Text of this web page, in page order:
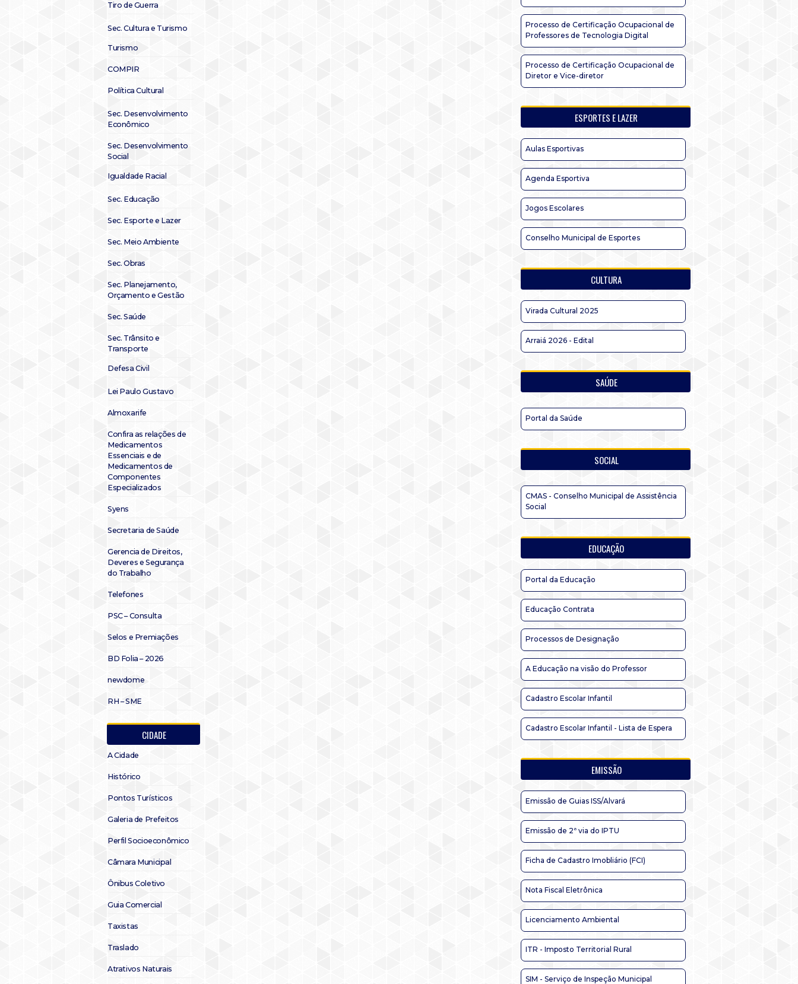
Tiro de Guerra
Sec. Cultura e Turismo
Turismo
COMPIR
Política Cultural
Sec. Desenvolvimento
Econômico
Sec. Desenvolvimento
Social
Igualdade Racial
Sec. Educação
Sec. Esporte e Lazer
Sec. Meio Ambiente
Sec. Obras
Sec. Planejamento,
Orçamento e Gestão
Sec. Saúde
Sec. Trânsito e
Transporte
Defesa Civil
Lei Paulo Gustavo
Almoxarife
Confira as relações de
Medicamentos
Essenciais e de
Medicamentos de
Componentes
Especializados
Syens
Secretaria de Saúde
Gerencia de Direitos,
Deveres e Segurança
do Trabalho
Telefones
PSC – Consulta
Selos e Premiações
BD Folia – 2026
newdome
RH – SME
CIDADE
A Cidade
Histórico
Pontos Turísticos
Galeria de Prefeitos
Perfil Socioeconômico
Câmara Municipal
Ônibus Coletivo
Guia Comercial
Taxistas
Traslado
Atrativos Naturais
Processo de Certificação Ocupacional de
Professores de Tecnologia Digital
Processo de Certificação Ocupacional de
Diretor e Vice-diretor
ESPORTES E LAZER
Aulas Esportivas
Agenda Esportiva
Jogos Escolares
Conselho Municipal de Esportes
CULTURA
Virada Cultural 2025
Arraiá 2026 - Edital
SAÚDE
Portal da Saúde
SOCIAL
CMAS - Conselho Municipal de Assistência
Social
EDUCAÇÃO
Portal da Educação
Educação Contrata
Processos de Designação
A Educação na visão do Professor
Cadastro Escolar Infantil
Cadastro Escolar Infantil - Lista de Espera
EMISSÃO
Emissão de Guias ISS/Alvará
Emissão de 2ª via do IPTU
Ficha de Cadastro Imobliário (FCI)
Nota Fiscal Eletrônica
Licenciamento Ambiental
ITR - Imposto Territorial Rural
SIM - Serviço de Inspeção Municipal